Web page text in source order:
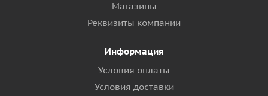
Магазины
Реквизиты компании
Информация
Условия оплаты
Условия доставки